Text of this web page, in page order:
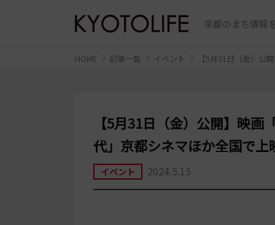
京都のまち情報
HOME 記事一覧 イベント 【5月31日（金）
【5月31日（金）公開】映
代」京都シネマほか全国で上
イベント 2024.5.15